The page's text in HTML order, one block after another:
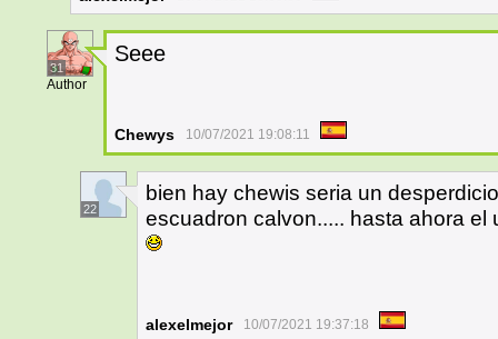
31
Author
Seee
Chewys 10/07/2021 19:08:11
22
bien hay chewis seria un
escuadron calvon..... hasta ahora
alexelmejor 10/07/2021 19:37:18